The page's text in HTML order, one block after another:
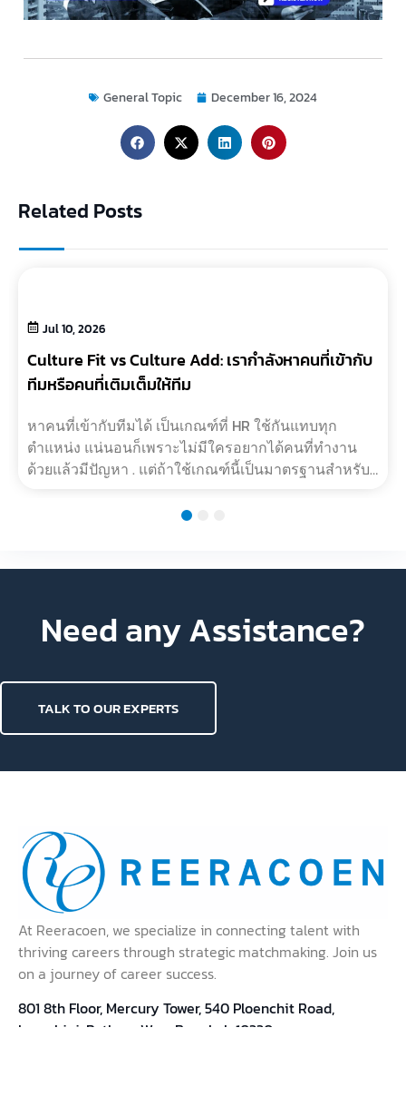
General Topic December 16, 2024
Related Posts
ทีมหรือคนที่เติมเต็มให้ทีม
ทุกตำแหน่ง ทุกครั้ง สิ่งที?…
1 2 3
Need any Assistance?